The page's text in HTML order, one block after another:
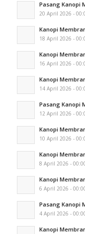
Pasang Kanopi
20 April 2026 -
Kanopi
18 April 2026 -
Kanopi
16 April 2026 -
Kanopi
14 April 2026 -
Pasang Kanopi
12 April 2026 -
Kanopi
10 April 2026 -
Kanopi
8 April 2026 -
Kanopi
6 April 2026 -
Pasang Kanopi
4 April 2026 -
Kanopi